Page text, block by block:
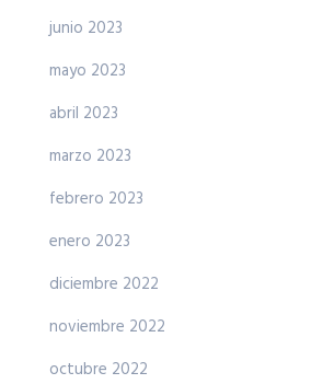
junio 2023
mayo 2023
abril 2023
marzo 2023
febrero 2023
enero 2023
diciembre 2022
noviembre 2022
octubre 2022